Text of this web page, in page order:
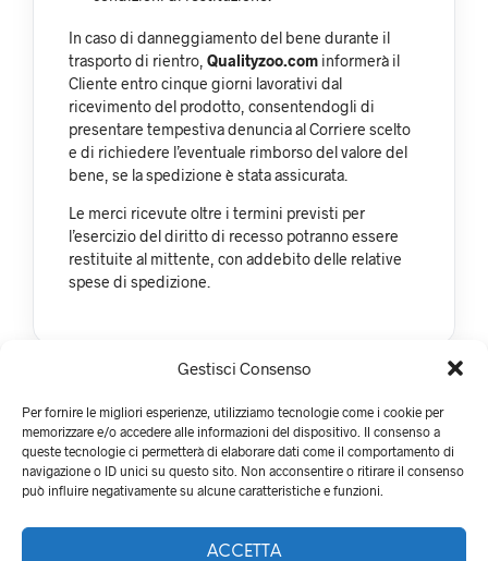
Gestisci Consenso
Per fornire le migliori esperienze, utilizziamo tecnologie come i cookie per
memorizzare e/o accedere alle informazioni del dispositivo. Il consenso a
queste tecnologie ci permetterà di elaborare dati come il comportamento di
navigazione o ID unici su questo sito. Non acconsentire o ritirare il consenso
può influire negativamente su alcune caratteristiche e funzioni.
ACCETTA
In caso di danneggiamento del bene durante il
trasporto di rientro, Qualityzoo.com informerà il
Cliente entro cinque giorni lavorativi dal
ricevimento del prodotto, consentendogli di
presentare tempestiva denuncia al Corriere scelto
e di richiedere l’eventuale rimborso del valore del
bene, se la spedizione è stata assicurata.
Le merci ricevute oltre i termini previsti per
l’esercizio del diritto di recesso potranno essere
restituite al mittente, con addebito delle relative
spese di spedizione.